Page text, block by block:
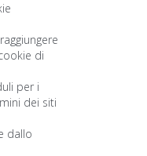
di
per i
dei siti
dallo